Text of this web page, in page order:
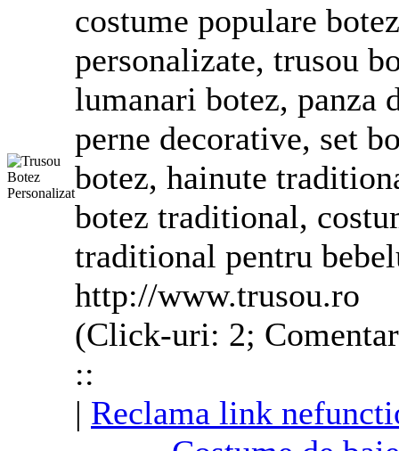
costume populare
personalizate, trusou
lumanari botez, panza
perne decorative, set
botez, hainute
botez traditional,
traditional pentru
http://www.trusou.ro
(Click-uri: 2;
::
| Reclama link